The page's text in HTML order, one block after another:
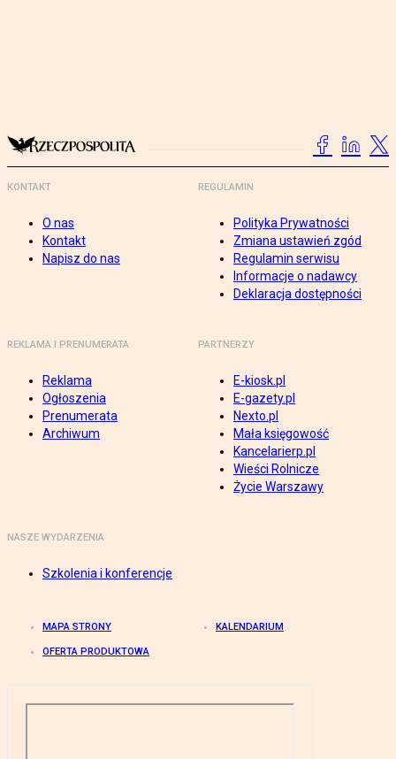
KONTAKT
O nas
Kontakt
Napisz do nas
REGULAMIN
Polityka Prywatności
Zmiana ustawień zgód
Regulamin serwisu
Informacje o nadawcy
Deklaracja dostępności
REKLAMA I PRENUMERATA
Reklama
Ogłoszenia
Prenumerata
Archiwum
PARTNERZY
E-kiosk.pl
E-gazety.pl
Nexto.pl
Mała księgowość
Kancelarierp.pl
Wieści Rolnicze
Życie Warszawy
NASZE WYDARZENIA
Szkolenia i konferencje
MAPA STRONY KALENDARIUM
OFERTA PRODUKTOWA